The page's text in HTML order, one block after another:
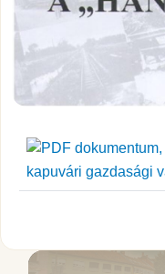
kapuvári gazdasági